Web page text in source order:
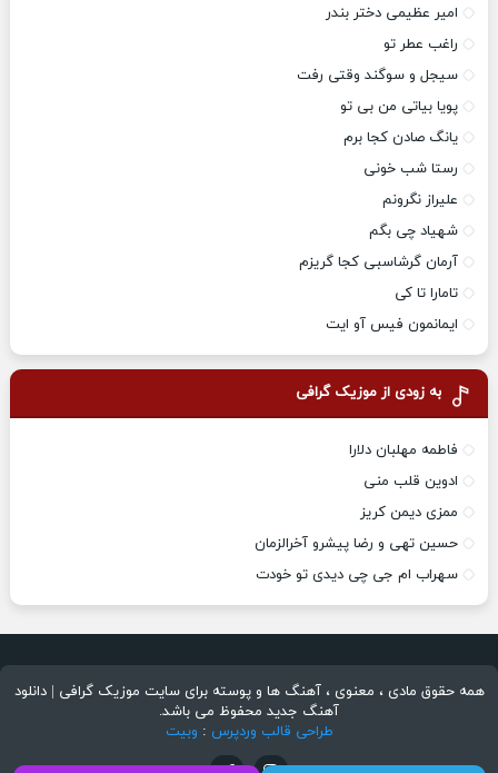
امیر عظیمی دختر بندر
راغب عطر تو
سیجل و سوگند وقتی رفت
پویا بیاتی من بی تو
یانگ صادن کجا برم
رستا شب خونی
علیراز نگرونم
شهیاد چی بگم
آرمان گرشاسبی کجا گریزم
تامارا تا کی
ایمانمون فیس آو ایت
به زودی از موزیک گرافی
فاطمه مهلبان دلارا
ادوین قلب منی
ممزی دیمن کریز
حسین تهی و رضا پیشرو آخرالزمان
سهراب ام جی چی دیدی تو خودت
همه حقوق مادی ، معنوی ، آهنگ ها و پوسته برای سایت موزیک گرافی | دانلود
آهنگ جدید محفوظ می باشد.
طراحی قالب وردپرس : وبیت
تلگراماینستاگرام